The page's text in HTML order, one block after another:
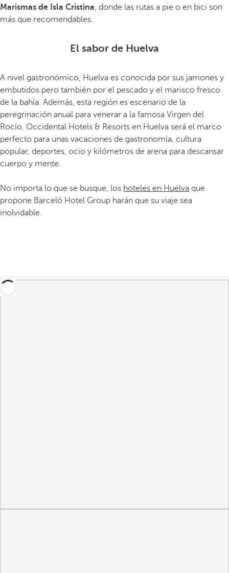
Marismas de Isla Cristina, donde las rutas a pie o en bici son
más que recomendables.
El sabor de Huelva
A nivel gastronómico, Huelva es conocida por sus jamones y
embutidos pero también por el pescado y el marisco fresco
de la bahía. Además, esta región es escenario de la
peregrinación anual para venerar a la famosa Virgen del
Rocío. Occidental Hotels & Resorts en Huelva será el marco
perfecto para unas vacaciones de gastronomía, cultura
popular, deportes, ocio y kilómetros de arena para descansar
cuerpo y mente.
No importa lo que se busque, los hoteles en Huelva que
propone Barceló Hotel Group harán que su viaje sea
inolvidable.